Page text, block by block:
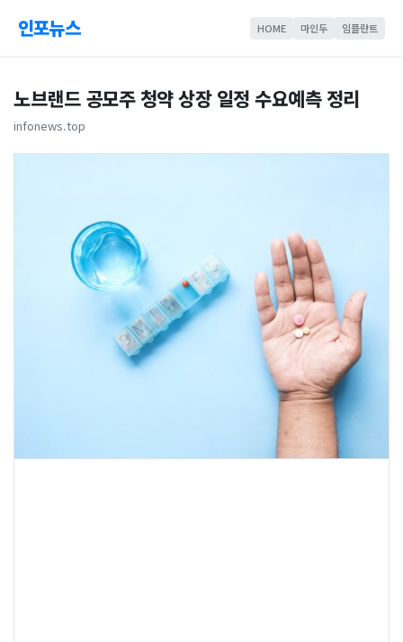
인포뉴스 HOME 마인두 임플란트
노브랜드 공모주 청약 상장 일정 수요예측 정리
infonews.top